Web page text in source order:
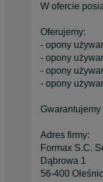
W ofercie
Oferujemy:
- opony
- opony
- opony
- opony
Gwarantujemy
Adres firmy:
Formax S.C.
Dąbrowa 1
56-400